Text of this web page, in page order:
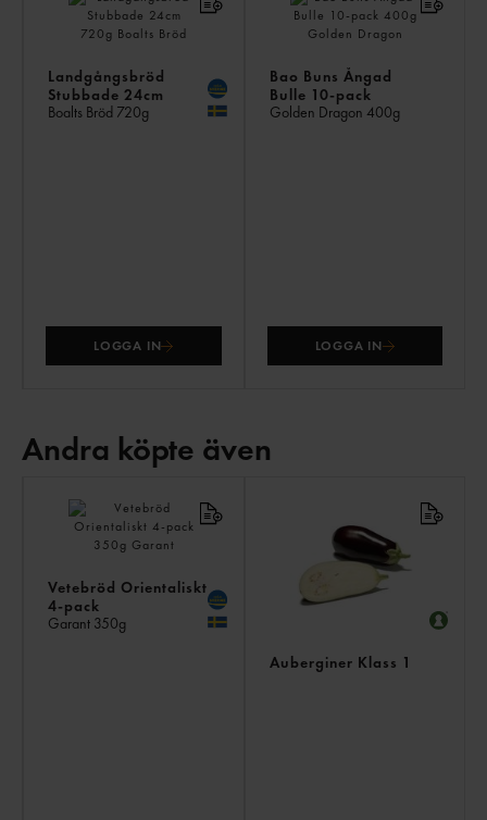
Landgångsbröd
Stubbade 24cm
Boalts Bröd 720g
LOGGA IN
Bao Buns Ångad
Bulle 10-pack
Golden Dragon 400g
LOGGA IN
Andra köpte även
Vetebröd Orientaliskt
4-pack
Garant 350g
Auberginer Klass 1